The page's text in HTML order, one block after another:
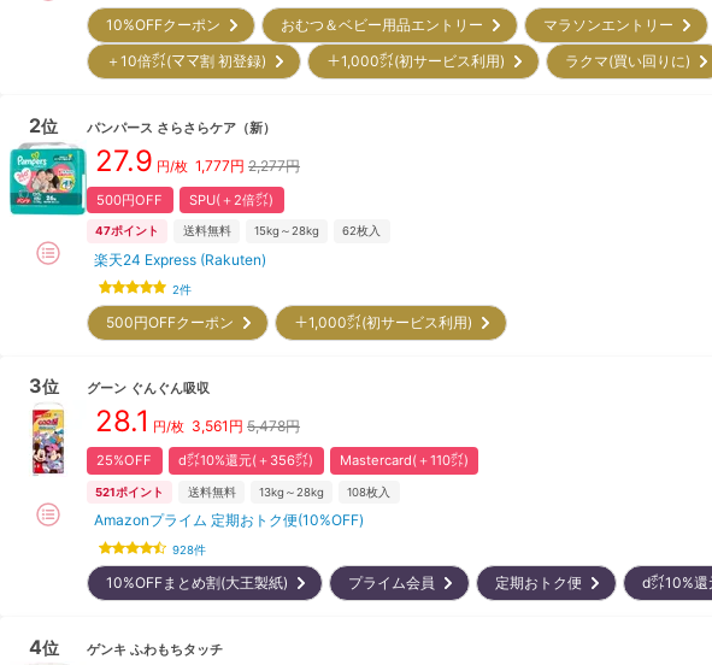
10%OFFクーポン おむつ＆ベビー用品エントリー マラソンエントリー
＋10倍㌽(ママ割 初登録)
＋1,000㌽(初サービス利用) ラクマ(買い回りに)
2位 パンパース さらさらケア （新）
27.9 円/枚 1,777円 2,277円
500円OFF SPU(＋2倍㌽)
47ポイント 送料無料 15kg～28kg 62枚入
楽天24 Express (Rakuten)
2件
500円OFFクーポン ＋1,000㌽(初サービス利用)
3位 グーン ぐんぐん吸収
28.1 円/枚 3,561 円 5,478円
25%OFF d㌽10%還元(＋356㌽) Mastercard(＋110㌽)
521ポイント 送料無料 13kg～28kg 108枚入
Amazonプライム 定期おトク便(10%OFF)
928件
10%OFFまとめ割(大王製紙) プライム会員 定期おトク便 d㌽10%
4位 ゲンキ ふわもちタッチ